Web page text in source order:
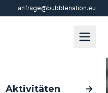
anfrage@bubblenation.eu
Aktivitäten